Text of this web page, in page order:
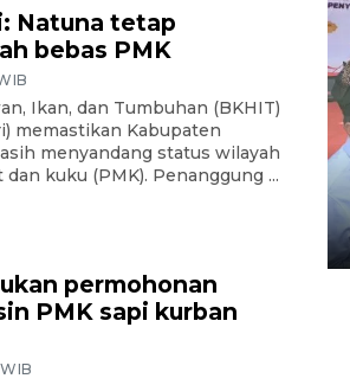
Natuna tetap
bebas PMK
Ikan, dan Tumbuhan (BKHIT)
memastikan Kabupaten
menyandang status wilayah
kuku (PMK). Penanggung ...
permohonan
PMK sapi kurban
logistik pemilu